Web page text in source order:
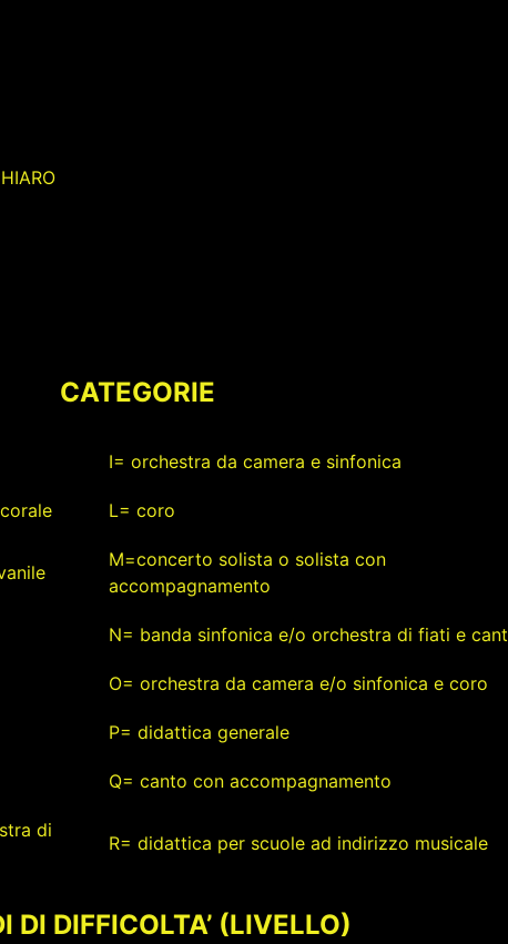
CATEGORIE
I= orchestra da camera e sinfonica
L= coro
M=concerto solista o solista con
accompagnamento
N= banda sinfonica e/o orchestra di fiati e
O= orchestra da camera e/o sinfonica e coro
P= didattica generale
Q= canto con accompagnamento
di
R= didattica per scuole ad indirizzo musicale
DI DIFFICOLTA’ (LIVELLO)